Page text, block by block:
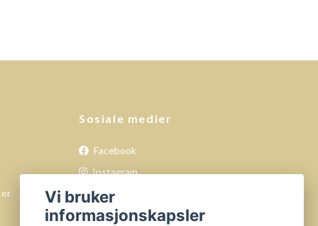
Sosiale medier
Facebook
Instagram
Vi bruker
informasjonskapsler